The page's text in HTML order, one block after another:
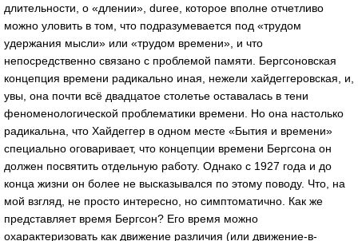
длительности, о «длении», duree, которое вполне отчетливо
можно уловить в том, что подразумевается под «трудом
удержания мысли» или «трудом времени», и что
непосредственно связано с проблемой памяти. Бергсоновская
концепция времени радикально иная, нежели хайдеггеровская, и,
увы, она почти всё двадцатое столетье оставалась в тени
феноменологической проблематики времени. Но она настолько
радикальна, что Хайдеггер в одном месте «Бытия и времени»
специально оговаривает, что концепции времени Бергсона он
должен посвятить отдельную работу. Однако с 1927 года и до
конца жизни он более не высказывался по этому поводу. Что, на
мой взгляд, не просто интересно, но симптоматично. Как же
представляет время Бергсон? Его время можно
охарактеризовать как движение различия (или движение-в-